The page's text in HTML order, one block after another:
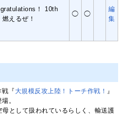
！ 10th
えるぜ！
◯ ◯
編
集
『 大規模反攻上陸！トーチ作戦！ 』
。
として扱われているらしく、輸送護